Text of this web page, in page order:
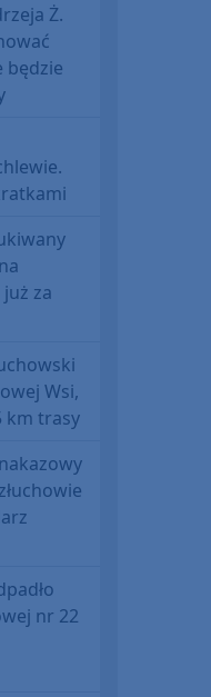
Ż.
będzie
za
Wsi,
km trasy
nr 22